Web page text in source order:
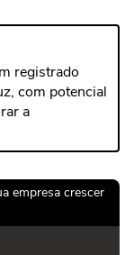
registrado
com potencial
a
empresa crescer